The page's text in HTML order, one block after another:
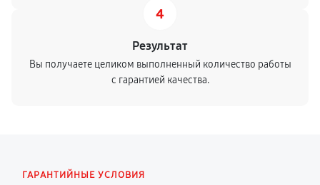
4
Результат
Вы получаете целиком выполненный количество работы
с гарантией качества.
ГАРАНТИЙНЫЕ УСЛОВИЯ